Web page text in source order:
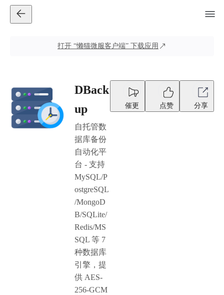
打开 “懒猫微服客户端” 下载应用
DBack
up
自托管数
据库备份
自动化平
台 - 支持
MySQL/P
ostgreSQL
/MongoD
B/SQLite/
Redis/MS
SQL 等 7
种数据库
引擎，提
供 AES-
256-GCM
催更 点赞 分享